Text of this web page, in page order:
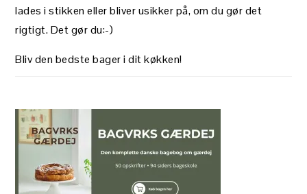
lades i stikken eller bliver usikker på, om du gør det
rigtigt. Det gør du:-)
Bliv den bedste bager i dit køkken!